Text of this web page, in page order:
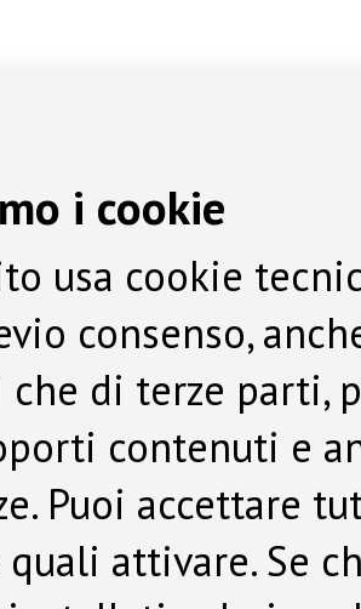
i cookie
usa cookie
consenso,
di terze parti,
contenuti e
Puoi accettare
attivare. Se